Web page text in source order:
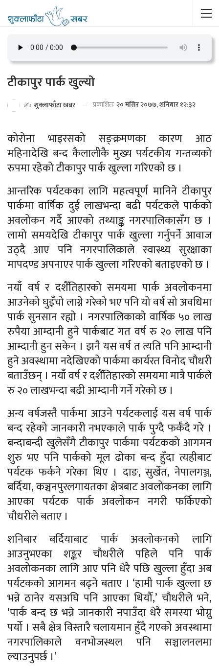
टीकापुर पार्क खुल्यो
✍️ शुक्लाफाँटा खबर प्रकाशितः २० मंसिर २०७७, शनिबार १२:३२
कोरोना भाइरसको सङ्क्रमणका कारण आठ
महिनादेखि बन्द कैलालीकै मुख्य पर्यटकीय गन्तव्यको
रुपमा रहेको टीकापुर पार्क खुल्ला गरिएको छ ।
आन्तरिक पर्यटकका लागि महत्वपूर्ण मानिने टीकापुर
पार्कमा वार्षिक दुई लाखभन्दा बढी पर्यटकले पार्कको
अवलोकन गर्दै आएको तथ्याङ्क नगरपालिकासँग छ ।
लामो समयदेखि टीकापुर पार्क खुल्ला गर्नुपर्ने आवाज
उठ्दै आए पनि नगरपालिकाले स्वास्थ्य सुरक्षाका
मापदण्ड अपनाएर पार्क खुल्ला गरिएको बताइएको छ ।
नयाँ वर्ष र दशैँतिहारको समयमा पार्क अवलोकनमा
आउनेको घुइँचो लाग्ने गरेको भए पनि यो वर्ष सो अवधिमा
पार्क सुनसान रह्यो । नगरपालिकाको वार्षिक ५० लाख
रुपैया आम्दानी हुने पार्कबाट गत वर्ष रु २० लाख पनि
आम्दानी हुन सकेन । झनै यस वर्ष त त्यति पनि आम्दानी
हुने अवस्थामा नदेखिएको पार्कमा कार्यरत विनोद चौधरी
बताउँछन् । नयाँ वर्ष र दशैँतिहारको समयमा मात्रै पार्कले
रु २० लाखभन्दा बढी आम्दानी गर्ने गरेको छ ।
अन्य वर्षजस्तै पार्कमा आउने पर्यटकलाई यस वर्ष पार्क
बन्द रहेको जानकारी नभएकाले पार्क पुग्दै फर्कँदै गरे ।
बन्दाबन्दी खुलेसँगै टीकापुर पार्कमा पर्यटकको आगमन
शुरु भए पनि पार्कको मूल ढोका बन्द हुँदा त्यहीबाट
पर्यटक फर्कने गरेका थिए । दाङ, सुर्खेत, नेपालगञ्ज,
बर्दिया, कञ्चनपुरलगायतका क्षेत्रबाट अवलोकनका लागि
आएका पर्यटक पार्क अवलोकन नगरी फर्किएको
चौधरीले बताए ।
शनिबार बर्दियाबाट पार्क अवलोकनको लागि
आउनुभएका शङ्कर चौधरीले पहिले पनि पार्क
अवलोकनका लागि आए पनि धेरै पछि खुल्ला हुँदा अब
पर्यटकको आगमन बढ्ने बताए । ‘हामी पार्क खुल्ला छ
भन्ने ठानेर यसअघि पनि आएका थियौँ,’ चौधरीले भने,
‘पार्क बन्द छ भन्ने जानकारी नपाउँदा धेरै समस्या भोग्नु
पर्यो । सबै क्षेत्र विस्तारै चलायमान हुँदै गएको अवस्थामा
नगरपालिकाले वनभोजस्थल पनि सञ्चालनलमा
ल्याउनुपर्छ ।’